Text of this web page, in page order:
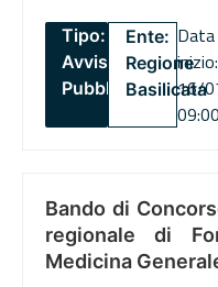
Tipo:
Avviso
Pubblico
Ente:
Regione
Basilicata
Data
inizio:
16/
09:00
Bando di
regionale di
Medicina